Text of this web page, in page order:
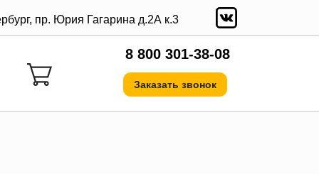
пр. Юрия Гагарина д.2А к.3
8 800 301-38-08
Заказать звонок